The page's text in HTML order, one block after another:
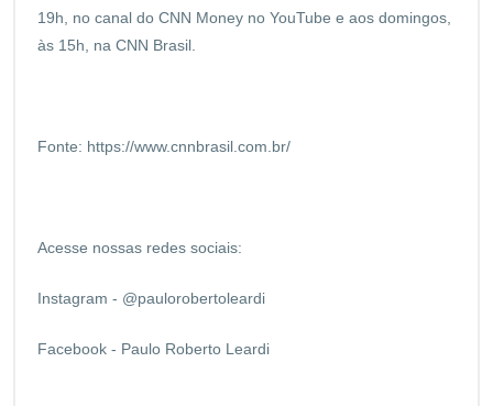
19h, no canal do CNN Money no YouTube e aos domingos,
às 15h, na CNN Brasil.
Fonte: https://www.cnnbrasil.com.br/
Acesse nossas redes sociais:
Instagram - @paulorobertoleardi
Facebook - Paulo Roberto Leardi